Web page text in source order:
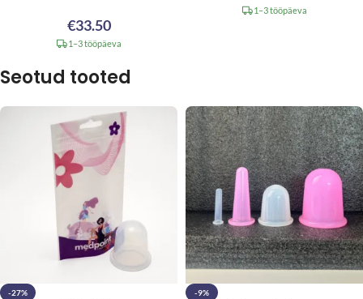
€33.50
1–3 tööpäeva
1–3 tööpäeva
Seotud tooted
-27% -9%